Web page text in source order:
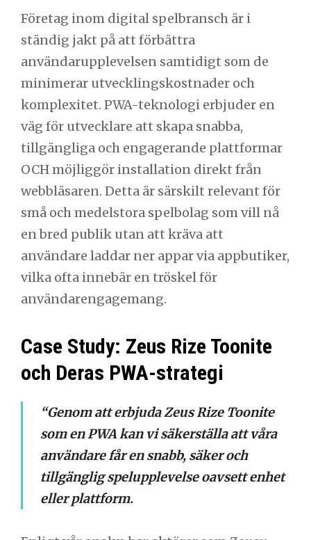
Företag inom digital spelbransch är i
ständig jakt på att förbättra
användarupplevelsen samtidigt som de
minimerar utvecklingskostnader och
komplexitet. PWA-teknologi erbjuder en
väg för utvecklare att skapa snabba,
tillgängliga och engagerande plattformar
OCH möjliggör installation direkt från
webbläsaren. Detta är särskilt relevant för
små och medelstora spelbolag som vill nå
en bred publik utan att kräva att
användare laddar ner appar via appbutiker,
vilka ofta innebär en tröskel för
användarengagemang.
Case Study: Zeus Rize Toonite
och Deras PWA-strategi
“Genom att erbjuda Zeus Rize Toonite
som en PWA kan vi säkerställa att våra
användare får en snabb, säker och
tillgänglig spelupplevelse oavsett enhet
eller plattform.